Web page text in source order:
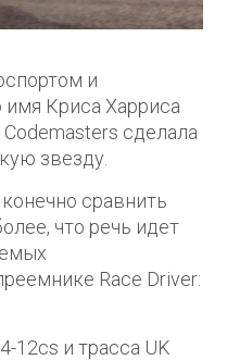
и
Криса Харриса
сделала
звезду.
сравнить
что речь идет
Race Driver:
12cs и трасса UK